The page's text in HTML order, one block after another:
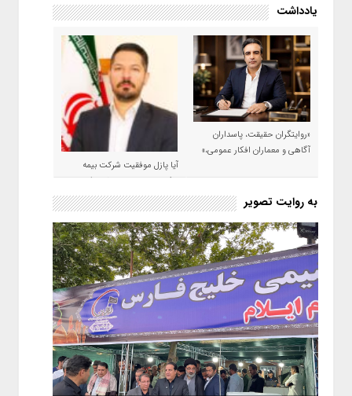
یادداشت
«روایتگران حقیقت، پاسداران
آگاهی و معماران افکار عمومی،»
آیا پازل موفقیت شرکت بیمه
حکمت صبا در سال ۱۴۰۵ کامل می
شود؟!
به روایت تصویر